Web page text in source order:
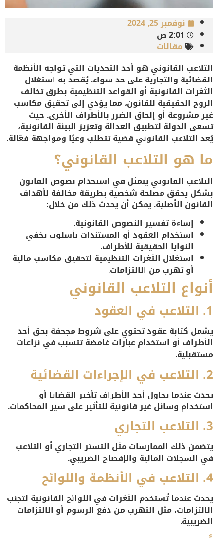
نوفمبر 25, 2024
2:01 ص
مقالات
التلاعب القانوني هو أحد التحديات التي تواجه الأنظمة
القضائية والتجارية على حد سواء. يُقصد به استغلال
الثغرات القانونية أو القواعد التنظيمية بطرق تخالف
الروح الحقيقية للقانون، مما يؤدي إلى تحقيق مكاسب
غير مشروعة أو إلحاق الضرر بالأطراف الأخرى. حيث
تسعى الدولة لتطبيق العدالة وتعزيز البيئة القانونية،
يُعد التلاعب القانوني قضية تتطلب وعيًا ومواجهة فعّالة.
ما هو التلاعب القانوني؟
التلاعب القانوني يتمثل في استخدام نصوص القانون
بشكل يحقق مصلحة شخصية بطريقة مخالفة لأهداف
القانون الأصلية. يمكن أن يحدث ذلك من خلال:
إساءة تفسير النصوص القانونية.
استخدام العقود أو المستندات بأسلوب يخفي
النوايا الحقيقية للأطراف.
استغلال الثغرات التنظيمية لتحقيق مكاسب مالية
أو تهرب من الالتزامات.
أنواع التلاعب القانوني
1. التلاعب في العقود
يشمل كتابة عقود تحتوي على شروط مجحفة بحق أحد
الأطراف أو استخدام عبارات غامضة تتسبب في نزاعات
مستقبلية.
2. التلاعب في الإجراءات القضائية
يحدث عندما يحاول أحد الأطراف تأخير القضايا أو
استخدام وسائل غير قانونية للتأثير على سير المحاكمات.
3. التلاعب التجاري
يتضمن ذلك الممارسات مثل التستر التجاري أو التلاعب
في السجلات المالية والإفصاح الضريبي.
4. التلاعب في الأنظمة واللوائح
يحدث عندما تُستخدم الثغرات في اللوائح القانونية لتجنب
الالتزامات، مثل التهرب من دفع الرسوم أو الالتزامات
الضريبية.